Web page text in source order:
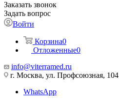
Заказать звонок
Задать вопрос
Войти
Корзина0
Отложенные0
info@viterramed.ru
г. Москва, ул. Профсоюзная, 104
WhatsApp